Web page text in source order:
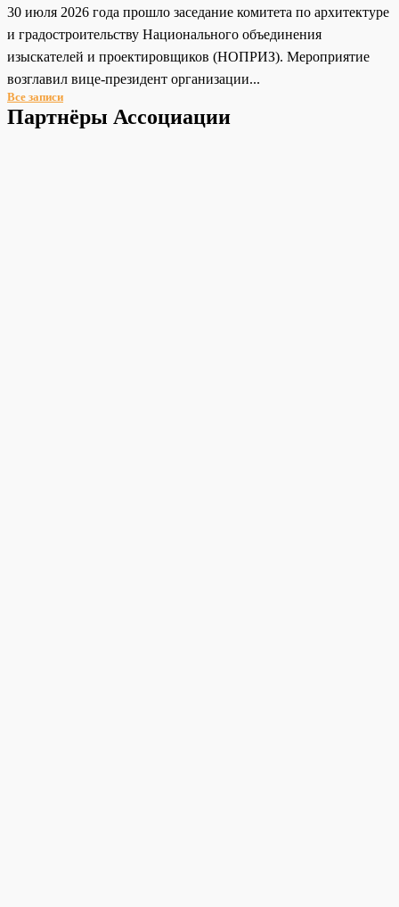
30 июля 2026 года прошло заседание комитета по архитектуре
и градостроительству Национального объединения
изыскателей и проектировщиков (НОПРИЗ). Мероприятие
возглавил вице-президент организации...
Все записи
Партнёры Ассоциации